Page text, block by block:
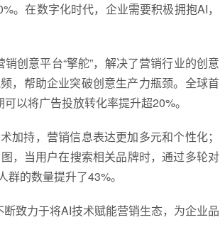
。在数字化时代，企业需要积极拥抱AI，
创意平台“擎舵”，解决了营销行业的创意
，帮助企业突破创意生产力瓶颈。全球首
以将广告投放转化率提升超20%。
加持，营销信息表达更加多元和个性化；
，当用户在搜索相关品牌时，通过多轮对
的数量提升了43%。
致力于将AI技术赋能营销生态，为企业品